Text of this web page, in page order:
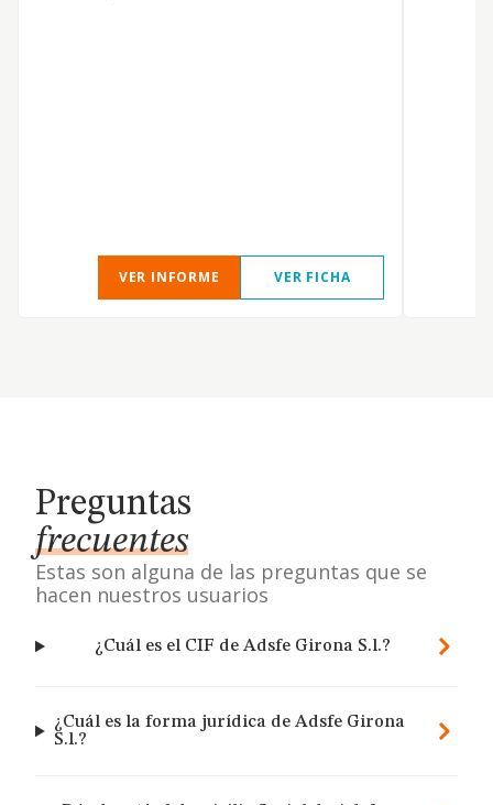
VER INFORME VER FICHA
Preguntas
frecuentes
Estas son alguna de las preguntas que se
hacen nuestros usuarios
¿Cuál es el CIF de Adsfe Girona S.l.?
¿Cuál es la forma jurídica de Adsfe Girona
S.l.?